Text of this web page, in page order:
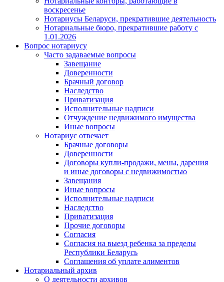
воскресенье
Нотариусы Беларуси, прекратившие деятельность
Нотариальные бюро, прекратившие работу с
1.01.2026
Вопрос нотариусу
Часто задаваемые вопросы
Завещание
Доверенности
Брачный договор
Наследство
Приватизация
Исполнительные надписи
Отчуждение недвижимого имущества
Иные вопросы
Нотариус отвечает
Брачные договоры
Доверенности
Договоры купли-продажи, мены, дарения
и иные договоры с недвижимостью
Завещания
Иные вопросы
Исполнительные надписи
Наследство
Приватизация
Прочие договоры
Согласия
Согласия на выезд ребенка за пределы
Республики Беларусь
Соглашения об уплате алиментов
Нотариальный архив
О деятельности архивов